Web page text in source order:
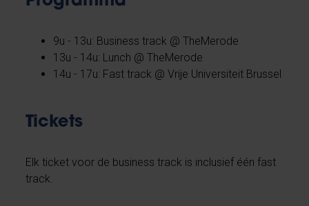
9u - 13u: Business track @ TheMerode
13u - 14u: Lunch @ TheMerode
14u - 17u: Fast track @ Vrije Universiteit Brussel
Tickets
Elk ticket voor de business track is inclusief één fast
track.